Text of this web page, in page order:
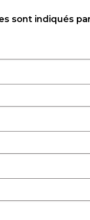
sont indiqués